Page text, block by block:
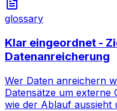
glossary
Klar eingeordnet -
Datenanreicherung
Wer Daten anreichern
Datensätze um externe
wie der Ablauf aussieht